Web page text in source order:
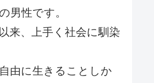
男性です。
来、上手く社会に馴染
自由に生きることしか